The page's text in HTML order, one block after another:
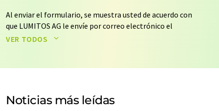
Al enviar el formulario, se muestra usted de acuerdo con
que LUMITOS AG le envíe por correo electrónico el
boletín o boletines seleccionados anteriormente. Sus
de nuestrapolítica de protección de datos. LUMITOS
electrónico a efectos publicitarios o de investigación de
mercado y opinión. Puede revocar en todo momento su
VER TODOS
Noticias más leídas